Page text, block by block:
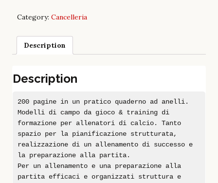
Category: Cancelleria
Description
Description
200 pagine in un pratico quaderno ad anelli.
Modelli di campo da gioco & training di
formazione per allenatori di calcio. Tanto
spazio per la pianificazione strutturata,
realizzazione di un allenamento di successo e
la preparazione alla partita.
Per un allenamento e una preparazione alla
partita efficaci e organizzati struttura e